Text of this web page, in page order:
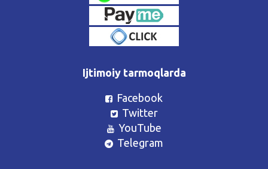
Ijtimoiy tarmoqlarda
Facebook
Twitter
YouTube
Telegram